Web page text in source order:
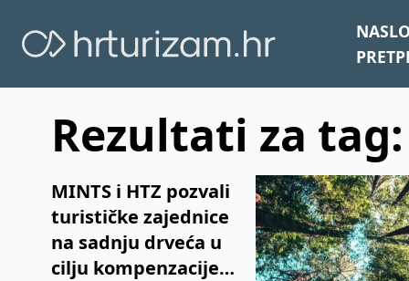
Rezultati za
MINTS i HTZ pozvali
turističke zajednice
na sadnju drveća u
cilju kompenzacije